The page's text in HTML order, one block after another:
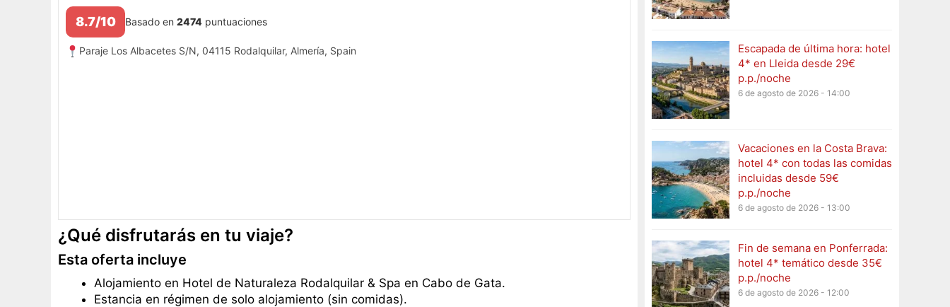
8.7/10 Basado en 2474 puntuaciones
Paraje Los Albacetes S/N, 04115 Rodalquilar, Almería, Spain
¿Qué disfrutarás en tu viaje?
Esta oferta incluye
Alojamiento en Hotel de Naturaleza Rodalquilar & Spa en Cabo de Gata.
Estancia en régimen de solo alojamiento (sin comidas).
Escapada de última hora: hotel
4* en Lleida desde 29€
p.p./noche
6 de agosto de 2026 - 14:00
Vacaciones en la Costa Brava:
hotel 4* con todas las comidas
incluidas desde 59€
p.p./noche
6 de agosto de 2026 - 13:00
Fin de semana en Ponferrada:
hotel 4* temático desde 35€
p.p./noche
6 de agosto de 2026 - 12:00